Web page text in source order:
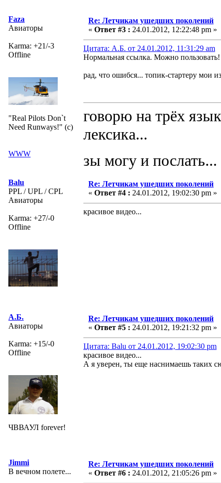
Faza
Авиаторы
Karma: +21/-3
Offline
"Real Pilots Don`t
Need Runways!" (c)
WWW
Re: Летчикам ушедших поколений
« Ответ #3 : 24.01.2012, 12:22:48 pm »
Цитата: А.Б. от 24.01.2012, 11:31:29 am
Нормальная ссылка. Можно пользовать!
рад, что ошибся... топик-стартеру мои
говорю на трёх
лексика...
зы могу и послать...
Balu
PPL / UPL / CPL
Авиаторы
Karma: +27/-0
Offline
Re: Летчикам ушедших поколений
« Ответ #4 : 24.01.2012, 19:02:30 pm »
красивое видео...
А.Б.
Авиаторы
Karma: +15/-0
Offline
ЧВВАУЛ forever!
Re: Летчикам ушедших поколений
« Ответ #5 : 24.01.2012, 19:21:32 pm »
Цитата: Balu от 24.01.2012, 19:02:30 pm
красивое видео...
А я уверен, ты еще наснимаешь таких
Jimmi
В вечном полете...
Re: Летчикам ушедших поколений
« Ответ #6 : 24.01.2012, 21:05:26 pm »